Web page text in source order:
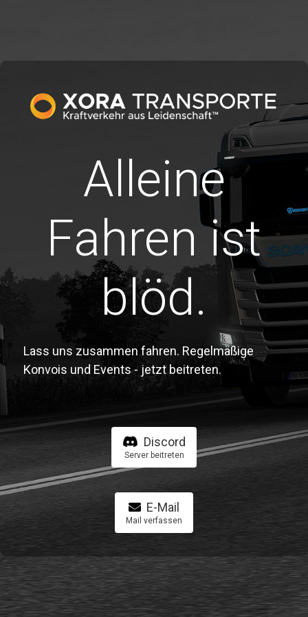
Alleine
Fahren ist
blöd.
Lass uns zusammen fahren. Regelmäßige
Konvois und Events - jetzt beitreten.
Discord
Server beitreten
E-Mail
Mail verfassen